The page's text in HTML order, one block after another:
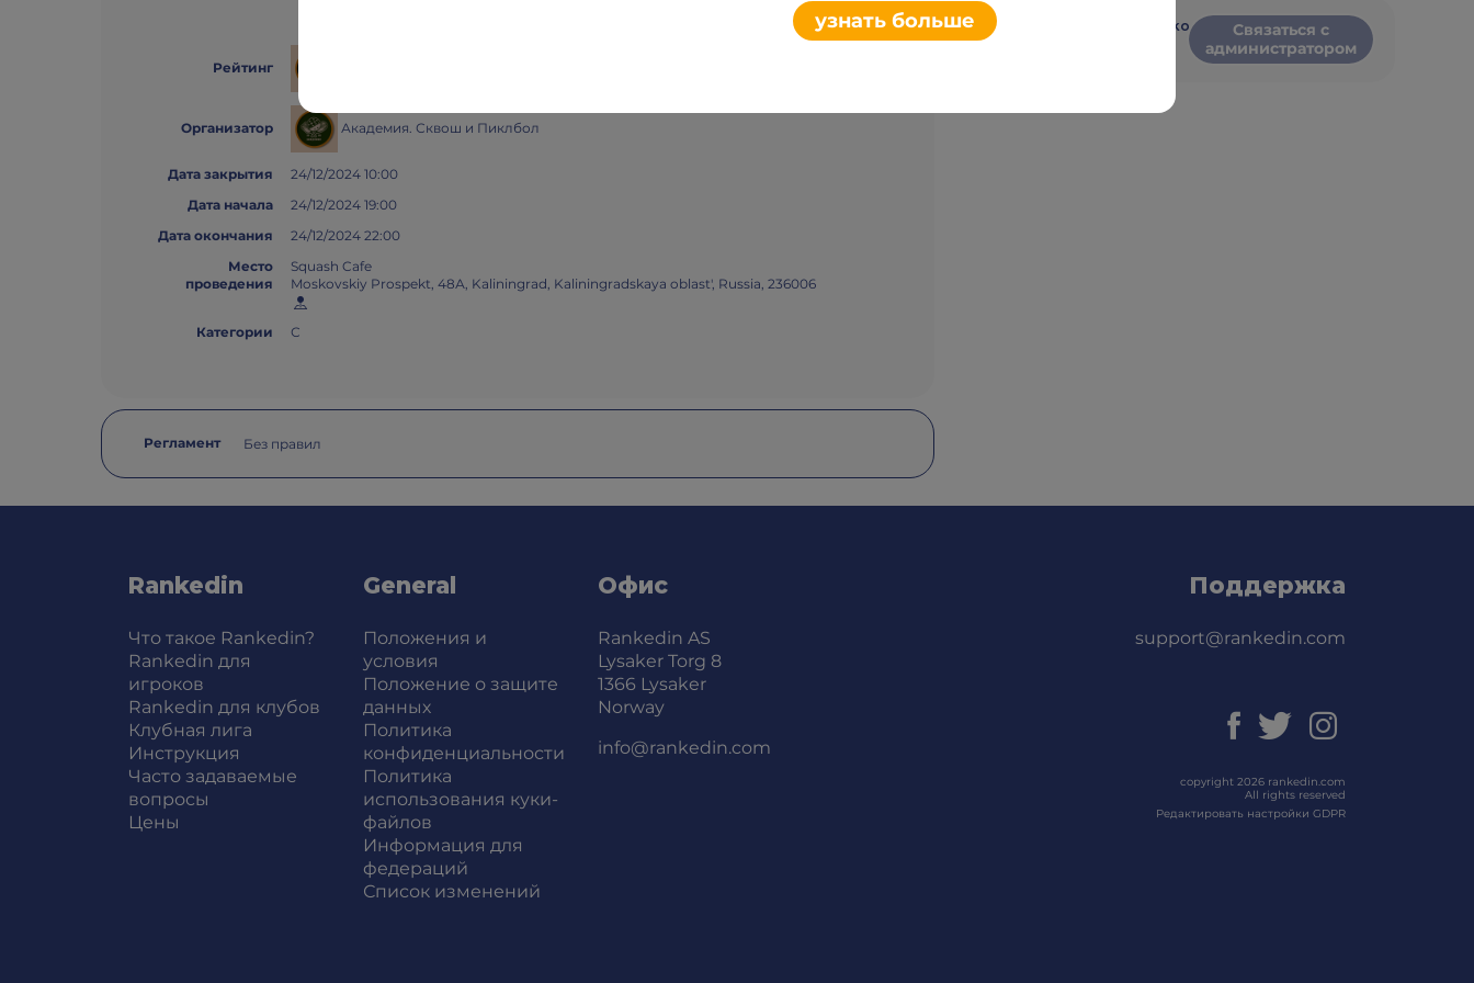
Рейтинг
Организатор Академия. Сквош и Пиклбол
Дата закрытия
24/12/2024 10:00
Дата начала
24/12/2024 19:00
Дата окончания
24/12/2024 22:00
Место
проведения
Squash Cafe
Moskovskiy Prospekt, 48А, Kaliningrad, Kaliningradskaya oblast', Russia, 236006
Категории С
Регламент Без правил
Evgenii Panchenko
Связаться с
администратором
узнать больше
Rankedin
Что такое Rankedin?
Rankedin для
игроков
Rankedin для клубов
Клубная лига
Инструкция
Часто задаваемые
вопросы
Цены
General
Положения и
условия
Положение о защите
данных
Политика
конфиденциальности
Политика
использования куки-
файлов
Информация для
федераций
Список изменений
Офис
Rankedin AS
Lysaker Torg 8
1366 Lysaker
Norway
info@rankedin.com
Поддержка
support@rankedin.com
copyright 2026 rankedin.com
All rights reserved
Редактировать настройки GDPR